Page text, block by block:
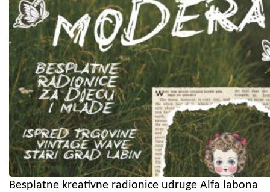
Besplatne kreativne radionice udruge Alfa labona